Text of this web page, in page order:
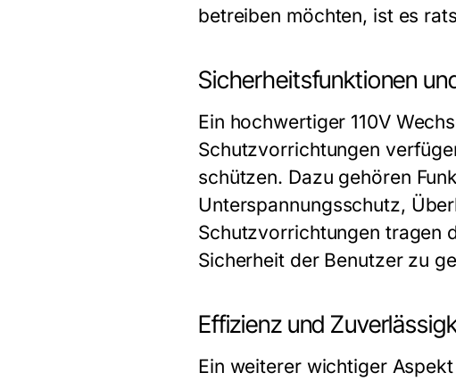
betreiben möchten, ist es
Sicherheitsfunktionen
Ein hochwertiger 110V
Schutzvorrichtungen
schützen. Dazu gehören
Unterspannungsschutz,
Schutzvorrichtungen tragen
Sicherheit der Benutzer zu
Effizienz und
Ein weiterer wichtiger